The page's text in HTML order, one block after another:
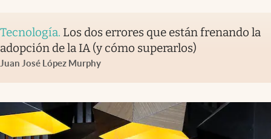
Tecnología. Los dos errores que están frenando la
adopción de la IA (y cómo superarlos)
Juan José López Murphy